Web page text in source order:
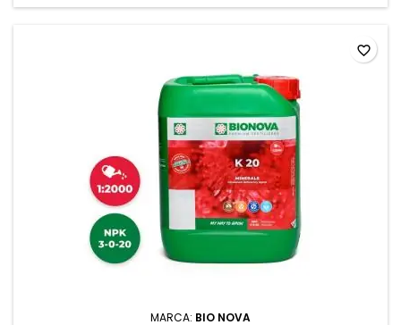
MARCA: BIO NOVA
favorite_border